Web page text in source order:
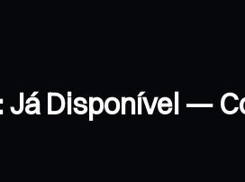
Já Disponível —